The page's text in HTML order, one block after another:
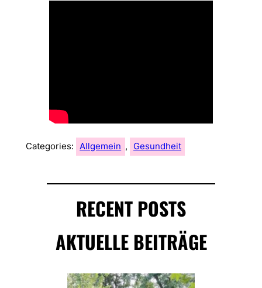
Categories: Allgemein , Gesundheit
RECENT POSTS
AKTUELLE BEITRÄGE